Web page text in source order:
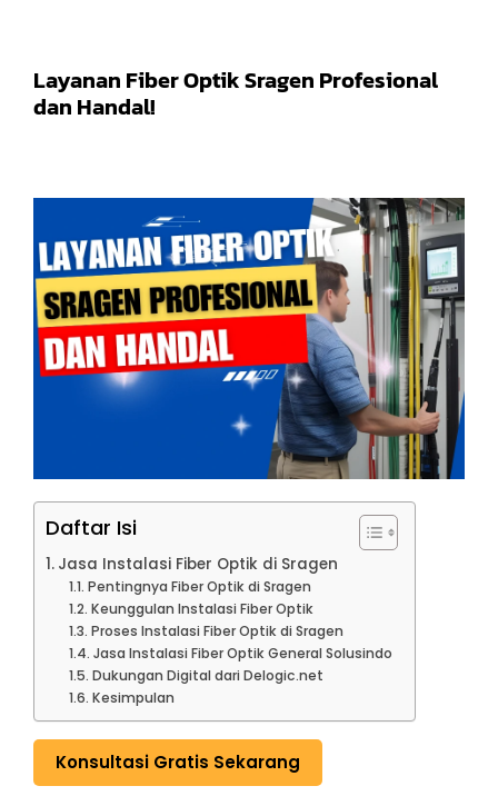
Layanan Fiber Optik Sragen Profesional
dan Handal!
Daftar Isi
Jasa Instalasi Fiber Optik di Sragen
Pentingnya Fiber Optik di Sragen
Keunggulan Instalasi Fiber Optik
Proses Instalasi Fiber Optik di Sragen
Jasa Instalasi Fiber Optik General Solusindo
Dukungan Digital dari Delogic.net
Kesimpulan
Konsultasi Gratis Sekarang